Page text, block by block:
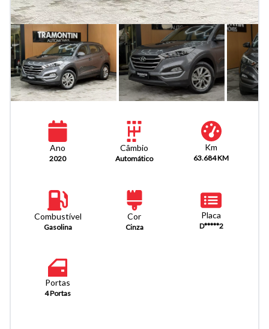
Ano
2020
Câmbio
Automático
Km
63.684 KM
Combustível
Gasolina
Cor
Cinza
Placa
D*****2
Portas
4 Portas